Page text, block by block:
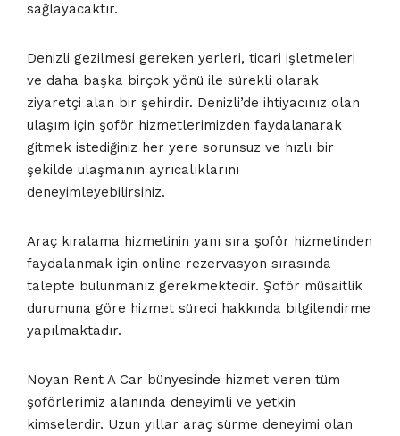
sağlayacaktır.
Denizli gezilmesi gereken yerleri, ticari işletmeleri
ve daha başka birçok yönü ile sürekli olarak
ziyaretçi alan bir şehirdir. Denizli’de ihtiyacınız olan
ulaşım için şoför hizmetlerimizden faydalanarak
gitmek istediğiniz her yere sorunsuz ve hızlı bir
şekilde ulaşmanın ayrıcalıklarını
deneyimleyebilirsiniz.
Araç kiralama hizmetinin yanı sıra şoför hizmetinden
faydalanmak için online rezervasyon sırasında
talepte bulunmanız gerekmektedir. Şoför müsaitlik
durumuna göre hizmet süreci hakkında bilgilendirme
yapılmaktadır.
Noyan Rent A Car bünyesinde hizmet veren tüm
şoförlerimiz alanında deneyimli ve yetkin
kimselerdir. Uzun yıllar araç sürme deneyimi olan